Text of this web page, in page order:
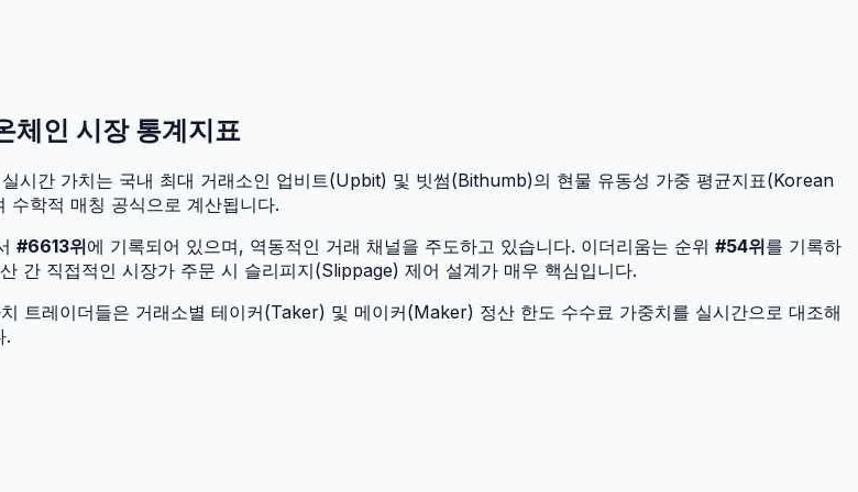
체인 시장 통계지표
시간 가치는 국내 최대 거래소인 업비트(Upbit) 및 빗썸(Bithumb)의 현물 유동성 가중 평균지표(Korean
학적 매칭 공식으로 계산됩니다.
#6613위에 기록되어 있으며, 역동적인 거래 채널을 주도하고 있습니다. 이더리움는 순위 #54위를 기록하
간 직접적인 시장가 주문 시 슬리피지(Slippage) 제어 설계가 매우 핵심입니다.
트레이더들은 거래소별 테이커(Taker) 및 메이커(Maker) 정산 한도 수수료 가중치를 실시간으로 대조해
.